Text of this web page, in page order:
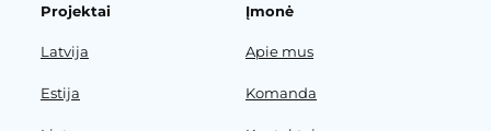
Projektai
Latvija
Estija
Įmonė
Apie mus
Komanda